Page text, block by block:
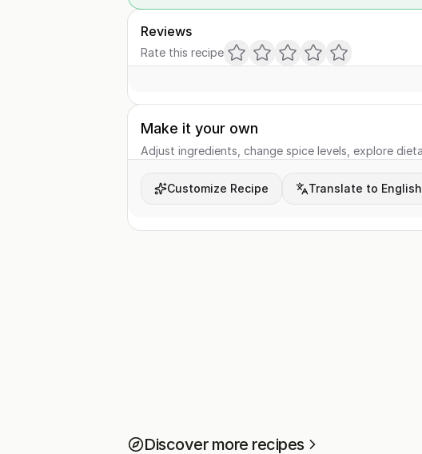
Reviews
Rate this recipe
Make it your own
Adjust ingredients, change spice levels, explore
Customize Recipe Translate to English
Discover more recipes